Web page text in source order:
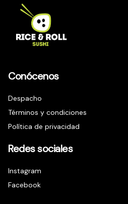
Conócenos
Despacho
Términos y condiciones
Política de privacidad
Redes sociales
Instagram
Facebook